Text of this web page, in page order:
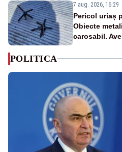
7 aug. 2026, 16:29
Pericol uriaș
Obiecte
carosabil.
POLITICA